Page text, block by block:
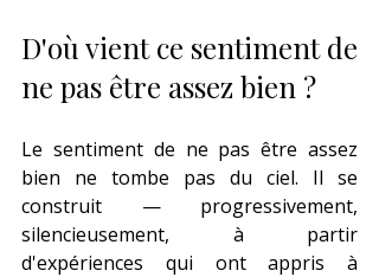
D'où vient ce sentiment de
ne pas être assez bien ?
Le sentiment de ne pas être assez
bien ne tombe pas du ciel. Il se
construit — progressivement,
silencieusement, à partir
d'expériences qui ont appris à